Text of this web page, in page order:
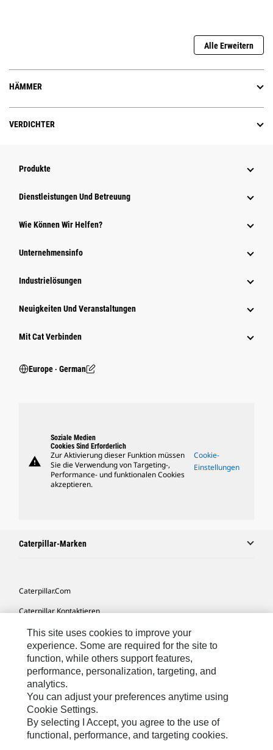
Alle Erweitern
HÄMMER
VERDICHTER
Produkte
Dienstleistungen Und Betreuung
Wie Können Wir Helfen?
Unternehmensinfo
Industrielösungen
Neuigkeiten Und Veranstaltungen
Mit Cat Verbinden
Europe ‧ German
warning
Soziale Medien
Cookies Sind Erforderlich
Zur Aktivierung dieser Funktion müssen
Sie die Verwendung von Targeting-,
Performance- und funktionalen Cookies
akzeptieren.
Cookie-
Einstellungen
Caterpillar-Marken
Caterpillar.com
Caterpillar Kontaktieren
Meine Marketing-Präferenzen
Seitenübersicht
Cookie Settings
Rechtliche Hinweise
Datenschutz
This site uses cookies to improve your
experience. Some are required for the site to
function, while others support features,
performance, personalization, targeting, and
analytics.
You can adjust your preferences anytime using
Cookie Settings.
By selecting I Accept, you agree to the use of
functional, performance, and targeting cookies.